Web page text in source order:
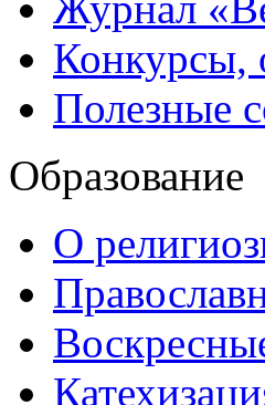
Конкурсы,
Полезные
Образование
О